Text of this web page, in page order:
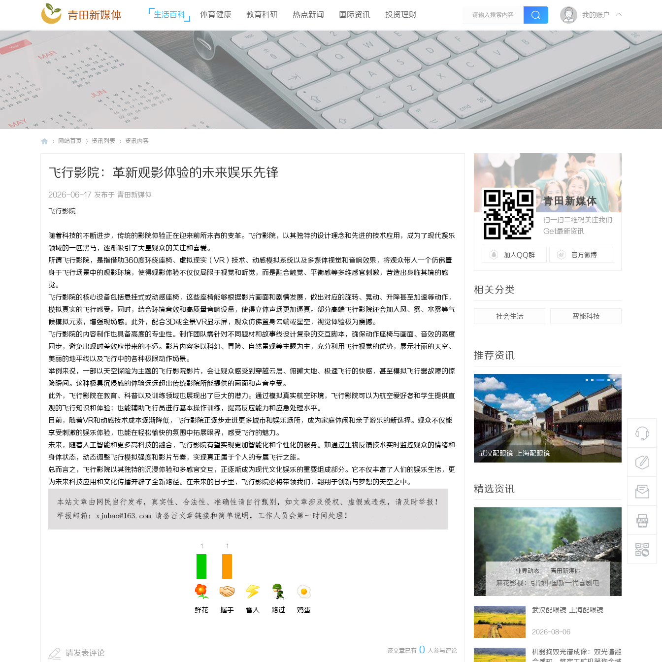
青田新媒体 生活百科 体育健康 教育科研 热点新闻 国际资讯 投资理财 我的账户
网站首页 资讯列表 资讯内容
飞行影院：革新观影体验的未来娱乐先锋
2026-06-17 发布于 青田新媒体
飞行影院
随着科技的不断进步，传统的影院体验正在迎来前所未有的变革。飞行影院，以其独特的设计理念和先进的技术应用，成为了现代娱乐
领域的一匹黑马，逐渐吸引了大量观众的关注和喜爱。
所谓飞行影院，是指借助360度环绕座椅、虚拟现实（VR）技术、动感模拟系统以及多媒体视觉和音响效果，将观众带入一个仿佛置
身于飞行场景中的观影环境，使得观影体验不仅仅局限于视觉和听觉，而是融合触觉、平衡感等多维感官刺激，营造出身临其境的感
觉。
飞行影院的核心设备包括悬挂式或动感座椅，这些座椅能够根据影片画面和剧情发展，做出对应的旋转、晃动、升降甚至加速等动作，
模拟真实的飞行感受。同时，结合环境音效和高质量音响设备，使得立体声场更加逼真。部分高端飞行影院还会加入风、雾、水雾等气
候模拟元素，增强现场感。此外，配合3D或全景VR显示屏，观众仿佛置身云端或星空，视觉体验极为震撼。
飞行影院的内容制作也具备高度的专业性。制作团队需针对不同题材和故事线设计复杂的交互脚本，确保动作座椅与画面、音效的高度
同步，避免出现时差效应带来的不适。影片内容多以科幻、冒险、自然景观等主题为主，充分利用飞行视觉的优势，展示壮丽的天空、
美丽的地平线以及飞行中的各种极限动作场景。
举例来说，一部以天空探险为主题的飞行影院影片，会让观众感受到穿越云层、俯瞰大地、极速飞行的快感，甚至模拟飞行器故障的惊
险瞬间。这种极具沉浸感的体验远远超出传统影院所能提供的画面和声音享受。
此外，飞行影院在教育、科普以及训练领域也展现出了巨大的潜力。通过模拟真实航空环境，飞行影院可以为航空爱好者和学生提供直
观的飞行知识和体验；也能辅助飞行员进行基本操作训练，提高反应能力和应急处理水平。
目前，随着VR和动感技术成本逐渐降低，飞行影院正逐步走进更多城市和娱乐场所，成为家庭休闲和亲子游乐的新选择。观众不仅能
享受刺激的娱乐体验，也能在轻松愉快的氛围中拓展眼界，感受飞行的魅力。
未来，随着人工智能和更多高科技的融合，飞行影院有望实现更加智能化和个性化的服务。如通过生物反馈技术实时监控观众的情绪和
身体状态，动态调整飞行模拟强度和影片节奏，实现真正属于个人的专属飞行之旅。
总而言之，飞行影院以其独特的沉浸体验和多感官交互，正逐渐成为现代文化娱乐的重要组成部分。它不仅丰富了人们的娱乐生活，更
为未来科技应用和文化传播开辟了全新路径。在未来的日子里，飞行影院必将带领我们，翱翔于创新与梦想的天空之中。
1
鲜花
1
握手 雷人 路过 鸡蛋
该文章已有 0 人参与评论
请发表评论
青田新媒体
扫一扫二维码关注我们
Get最新资讯
加入QQ群 官方微博
相关分类
社会生活 智能科技
推荐资讯
武汉配眼镜 上海配眼镜 武汉配眼镜 上海配眼镜 武汉配眼
精选资讯
业界动态 | 青田新媒体
麻花影视：引领中国新一代喜剧电
影的创新力量
武汉配眼镜 上海配眼镜
2026-08-06
机器狗双光谱成像：双光谱融